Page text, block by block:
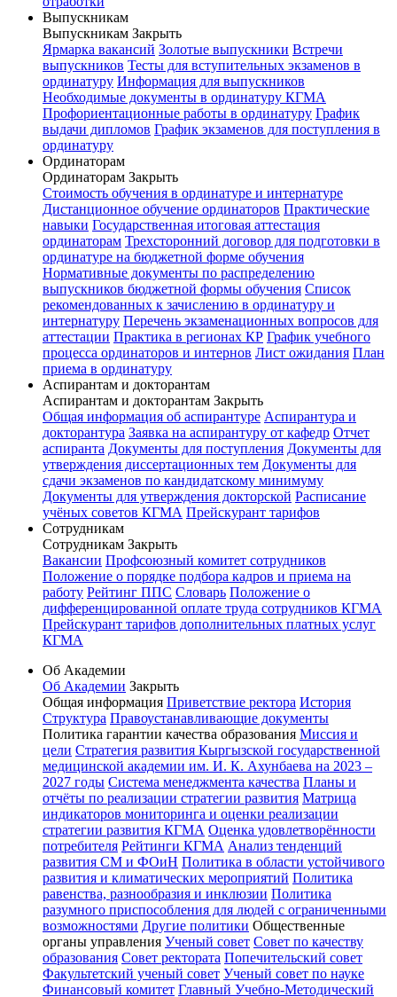
Выпускникам
Выпускникам Закрыть
Ярмарка вакансий Золотые выпускники Встречи
выпускников Тесты для вступительных экзаменов в
ординатуру Информация для выпускников
Необходимые документы в ординатуру КГМА
Профориентационные работы в ординатуру График
выдачи дипломов График экзаменов для поступления в
ординатуру
Ординаторам
Ординаторам Закрыть
Стоимость обучения в ординатуре и интернатуре
Дистанционное обучение ординаторов Практические
навыки Государственная итоговая аттестация
ординаторам Трехсторонний договор для подготовки в
ординатуре на бюджетной форме обучения
Нормативные документы по распределению
выпускников бюджетной формы обучения Список
рекомендованных к зачислению в ординатуру и
интернатуру Перечень экзаменационных вопросов для
аттестации Практика в регионах КР График учебного
процесса ординаторов и интернов Лист ожидания План
приема в ординатуру
Аспирантам и докторантам
Аспирантам и докторантам Закрыть
Общая информация об аспирантуре Аспирантура и
докторантура Заявка на аспирантуру от кафедр Отчет
аспиранта Документы для поступления Документы для
утверждения диссертационных тем Документы для
сдачи экзаменов по кандидатскому минимуму
Документы для утверждения докторской Расписание
учёных советов КГМА Прейскурант тарифов
Сотрудникам
Сотрудникам Закрыть
Вакансии Профсоюзный комитет сотрудников
Положение о порядке подбора кадров и приема на
работу Рейтинг ППС Словарь Положение о
дифференцированной оплате труда сотрудников КГМА
Прейскурант тарифов дополнительных платных услуг
КГМА
Об Академии
Об Академии Закрыть
Общая информация Приветствие ректора История
Структура Правоустанавливающие документы
Политика гарантии качества образования Миссия и
цели Стратегия развития Кыргызской государственной
медицинской академии им. И. К. Ахунбаева на 2023 –
2027 годы Система менеджмента качества Планы и
отчёты по реализации стратегии развития Матрица
индикаторов мониторинга и оценки реализации
стратегии развития КГМА Оценка удовлетворённости
потребителя Рейтинги КГМА Анализ тенденций
развития СМ и ФОиН Политика в области устойчивого
развития и климатических мероприятий Политика
равенства, разнообразия и инклюзии Политика
разумного приспособления для людей с ограниченными
возможностями Другие политики Общественные
органы управления Ученый совет Совет по качеству
образования Совет ректората Попечительский совет
Факультетский ученый совет Ученый совет по науке
Финансовый комитет Главный Учебно-Методический